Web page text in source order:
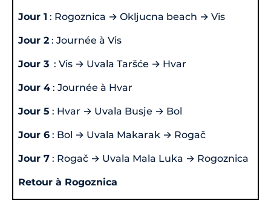
Jour 1 : Rogoznica → Okljucna beach → Vis
Jour 2 : Journée à Vis
Jour 3 : Vis → Uvala Taršće → Hvar
Jour 4 : Journée à Hvar
Jour 5 : Hvar → Uvala Busje → Bol
Jour 6 : Bol → Uvala Makarak → Rogač
Jour 7 : Rogač → Uvala Mala Luka → Rogoznica
Retour à Rogoznica